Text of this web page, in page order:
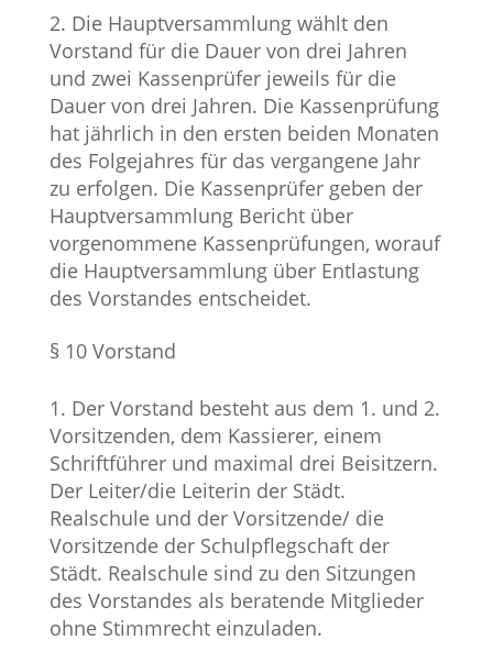
Die Hauptversammlung wählt den
Vorstand für die Dauer von drei Jahren
und zwei Kassenprüfer jeweils für die
Dauer von drei Jahren. Die Kassenprüfung
hat jährlich in den ersten beiden Monaten
des Folgejahres für das vergangene Jahr
zu erfolgen. Die Kassenprüfer geben der
Hauptversammlung Bericht über
vorgenommene Kassenprüfungen, worauf
die Hauptversammlung über Entlastung
des Vorstandes entscheidet.
§ 10 Vorstand
Der Vorstand besteht aus dem 1. und 2.
Vorsitzenden, dem Kassierer, einem
Schriftführer und maximal drei Beisitzern.
Der Leiter/die Leiterin der Städt.
Realschule und der Vorsitzende/ die
Vorsitzende der Schulpflegschaft der
Städt. Realschule sind zu den Sitzungen
des Vorstandes als beratende Mitglieder
ohne Stimmrecht einzuladen.